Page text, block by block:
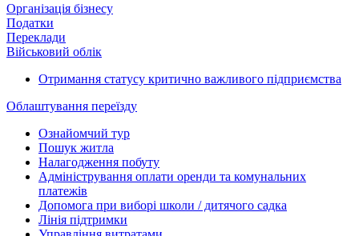
Організація бізнесу
Податки
Переклади
Військовий облік
Отримання статусу критично важливого підприємства
Облаштування переїзду
Ознайомчий тур
Пошук житла
Налагодження побуту
Адміністрування оплати оренди та комунальних
платежів
Допомога при виборі школи / дитячого садка
Лінія підтримки